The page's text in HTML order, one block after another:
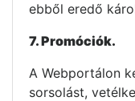
ebből eredő
7. Promóciók.
A Webportálon
sorsolást,